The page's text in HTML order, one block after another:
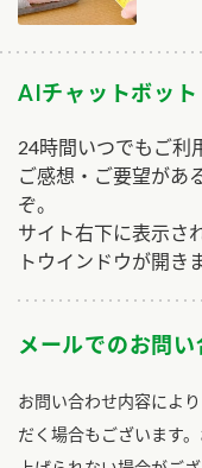
AIチャットボット
24時間いつでもご利
ご感想・ご要望があ
ぞ。
サイト右下に表示さ
トウインドウが開きま
メールでのお問い
お問い合わせ内容によ
だく場合もございます